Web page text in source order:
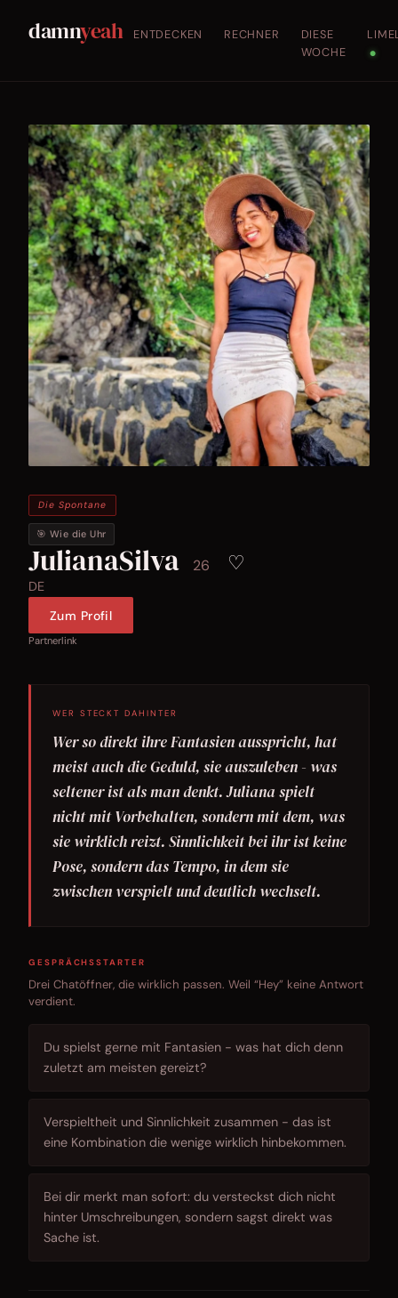
damnyeah ENTDECKEN RECHNER
DIESE
WOCHE
●
Die Spontane
🎯 Wie die Uhr
JulianaSilva 26 ♡
DE
Zum Profil
Partnerlink
WER STECKT DAHINTER
Wer so direkt ihre Fantasien ausspricht, hat
meist auch die Geduld, sie auszuleben - was
seltener ist als man denkt. Juliana spielt
nicht mit Vorbehalten, sondern mit dem, was
sie wirklich reizt. Sinnlichkeit bei ihr ist keine
Pose, sondern das Tempo, in dem sie
zwischen verspielt und deutlich wechselt.
GESPRÄCHSSTARTER
Drei Chatöffner, die wirklich passen. Weil “Hey” keine Antwort
verdient.
Du spielst gerne mit Fantasien - was hat dich denn
zuletzt am meisten gereizt?
Verspieltheit und Sinnlichkeit zusammen - das ist
eine Kombination die wenige wirklich hinbekommen.
Bei dir merkt man sofort: du versteckst dich nicht
hinter Umschreibungen, sondern sagst direkt was
Sache ist.